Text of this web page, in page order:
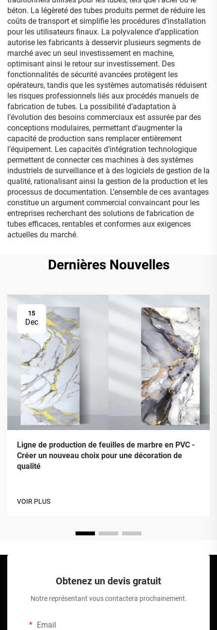
béton. La légèreté des tubes produits permet de réduire les
coûts de transport et simplifie les procédures d’installation
pour les utilisateurs finaux. La polyvalence d’application
autorise les fabricants à desservir plusieurs segments de
marché avec un seul investissement en machine,
optimisant ainsi le retour sur investissement. Des
fonctionnalités de sécurité avancées protègent les
opérateurs, tandis que les systèmes automatisés réduisent
les risques professionnels liés aux procédés manuels de
fabrication de tubes. La possibilité d’adaptation à
l’évolution des besoins commerciaux est assurée par des
conceptions modulaires, permettant d’augmenter la
capacité de production sans remplacer entièrement
l’équipement. Les capacités d’intégration technologique
permettent de connecter ces machines à des systèmes
industriels de surveillance et à des logiciels de gestion de la
qualité, rationalisant ainsi la gestion de la production et les
processus de documentation. L’ensemble de ces avantages
constitue un argument commercial convaincant pour les
entreprises recherchant des solutions de fabrication de
tubes efficaces, rentables et conformes aux exigences
actuelles du marché.
Dernières Nouvelles
15
Dec
Ligne de production de feuilles de marbre en PVC -
Créer un nouveau choix pour une décoration de
qualité
VOIR PLUS
Obtenez un devis gratuit
Notre représentant vous contactera prochainement.
Email